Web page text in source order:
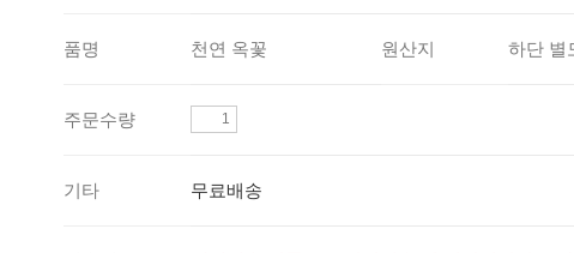
품명 천연 옥꽃 원산지 하단 별
주문수량
기타 무료배송